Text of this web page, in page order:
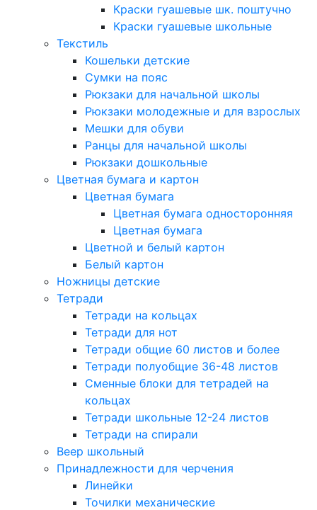
Краски гуашевые шк. поштучно
Краски гуашевые школьные
Текстиль
Кошельки детские
Сумки на пояс
Рюкзаки для начальной школы
Рюкзаки молодежные и для взрослых
Мешки для обуви
Ранцы для начальной школы
Рюкзаки дошкольные
Цветная бумага и картон
Цветная бумага
Цветная бумага односторонняя
Цветная бумага
Цветной и белый картон
Белый картон
Ножницы детские
Тетради
Тетради на кольцах
Тетради для нот
Тетради общие 60 листов и более
Тетради полуобщие 36-48 листов
Сменные блоки для тетрадей на
кольцах
Тетради школьные 12-24 листов
Тетради на спирали
Веер школьный
Принадлежности для черчения
Линейки
Точилки механические